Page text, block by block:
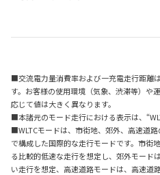
■交流電力量消費率および一充電走行距離
す。お客様の使用環境（気象、渋滞等）や
応じて値は大きく異なります。
■本諸元のモード走行における表示は、
■WLTCモードは、市街地、郊外、高速道
で構成した国際的な走行モードです。市街
る比較的低速な走行を想定し、郊外モード
い走行を想定、高速道路モードは、高速道